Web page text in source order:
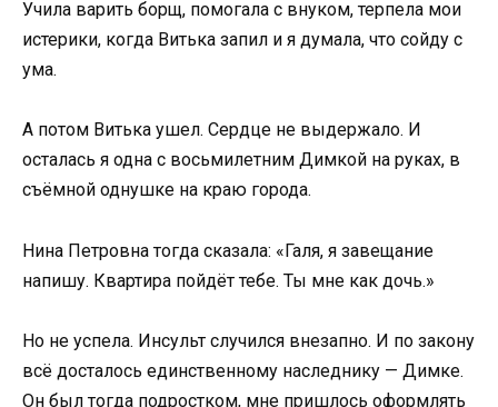
Учила варить борщ, помогала с внуком, терпела мои
истерики, когда Витька запил и я думала, что сойду с
ума.
А потом Витька ушел. Сердце не выдержало. И
осталась я одна с восьмилетним Димкой на руках, в
съёмной однушке на краю города.
Нина Петровна тогда сказала: «Галя, я завещание
напишу. Квартира пойдёт тебе. Ты мне как дочь.»
Но не успела. Инсульт случился внезапно. И по закону
всё досталось единственному наследнику — Димке.
Он был тогда подростком, мне пришлось оформлять